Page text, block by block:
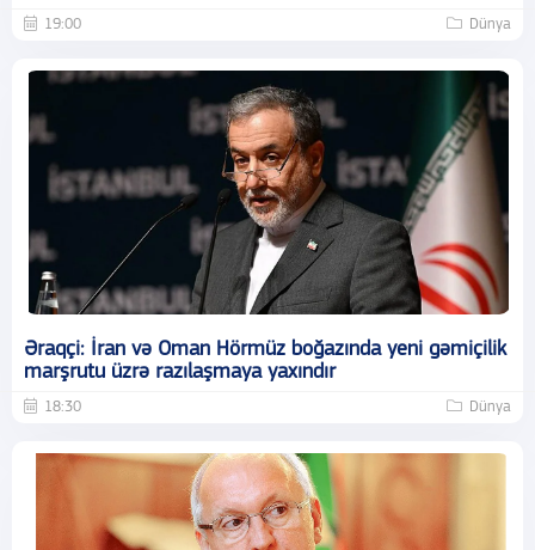
19:00 Dünya
Əraqçi: İran və Oman Hörmüz boğazında yeni gəmiçilik
marşrutu üzrə razılaşmaya yaxındır
18:30 Dünya